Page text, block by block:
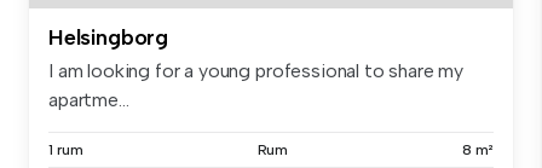
Helsingborg
I am looking for a young professional to share my
apartme...
1 rum Rum 8 m²